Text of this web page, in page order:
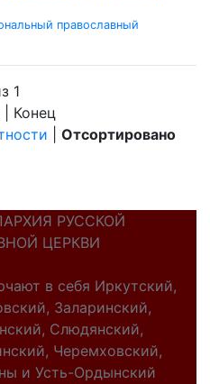
православный
1
| Конец
Отсортировано
РУССКОЙ
ЦЕРКВИ
в себя Иркутский,
Заларинский,
Слюдянский,
Черемховский,
и Усть-Ордынский